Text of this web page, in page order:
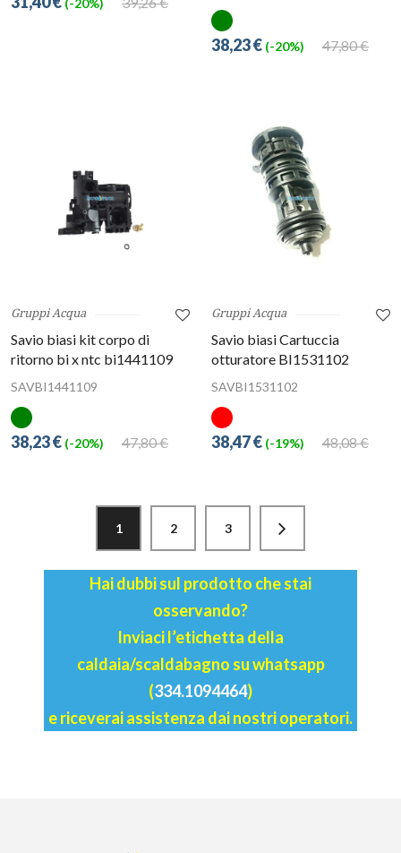
(-20%)
47,80 €
38,23 € (-20%)
Gruppi Acqua
Savio biasi kit corpo di
ritorno bi x ntc bi1441109
SAVBI1441109
47,80 €
38,23 € (-20%)
Gruppi Acqua
Savio biasi Cartuccia
otturatore BI1531102
SAVBI1531102
48,08 €
38,47 € (-19%)
1 2 3
Hai dubbi sul prodotto che stai
osservando?
Inviaci l’etichetta della
caldaia/scaldabagno su whatsapp
(334.1094464)
e riceverai assistenza dai nostri operatori.